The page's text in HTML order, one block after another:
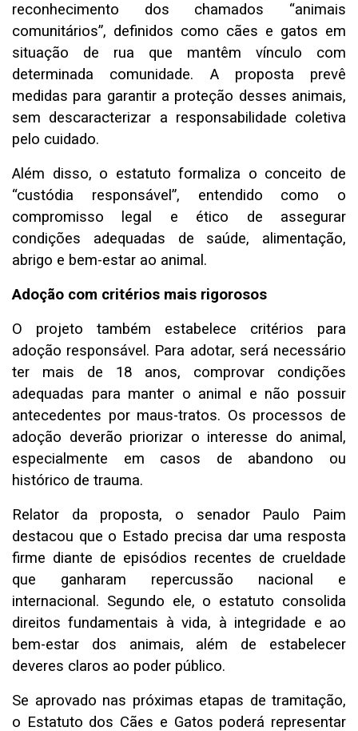
reconhecimento dos chamados “animais
comunitários”, definidos como cães e gatos em
situação de rua que mantêm vínculo com
determinada comunidade. A proposta prevê
medidas para garantir a proteção desses animais,
sem descaracterizar a responsabilidade coletiva
pelo cuidado.
Além disso, o estatuto formaliza o conceito de
“custódia responsável”, entendido como o
compromisso legal e ético de assegurar
condições adequadas de saúde, alimentação,
abrigo e bem-estar ao animal.
Adoção com critérios mais rigorosos
O projeto também estabelece critérios para
adoção responsável. Para adotar, será necessário
ter mais de 18 anos, comprovar condições
adequadas para manter o animal e não possuir
antecedentes por maus-tratos. Os processos de
adoção deverão priorizar o interesse do animal,
especialmente em casos de abandono ou
histórico de trauma.
Relator da proposta, o senador Paulo Paim
destacou que o Estado precisa dar uma resposta
firme diante de episódios recentes de crueldade
que ganharam repercussão nacional e
internacional. Segundo ele, o estatuto consolida
direitos fundamentais à vida, à integridade e ao
bem-estar dos animais, além de estabelecer
deveres claros ao poder público.
Se aprovado nas próximas etapas de tramitação,
o Estatuto dos Cães e Gatos poderá representar